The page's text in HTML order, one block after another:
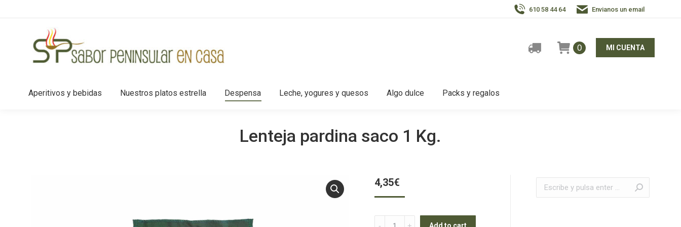
610 58 44 64 Envianos un email
0 MI CUENTA
Aperitivos y bebidas Nuestros platos estrella Despensa Leche, yogures y quesos Algo dulce Packs y regalos
Lenteja pardina saco 1 Kg.
4,35€
Lenteja
Buscar: